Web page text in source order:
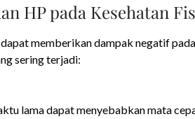
HP pada Kesehatan
memberikan dampak negatif
sering terjadi:
lama dapat menyebabkan mata